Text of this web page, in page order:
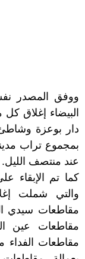
ووفق المصدر
البيضاء إغلاق
دار بوعزة وشاطئ
بمجموع تراب
عند منتصف الليل.
كما تم الإبقاء
والتي شملت
مقاطعات سيدي
مقاطعات عين